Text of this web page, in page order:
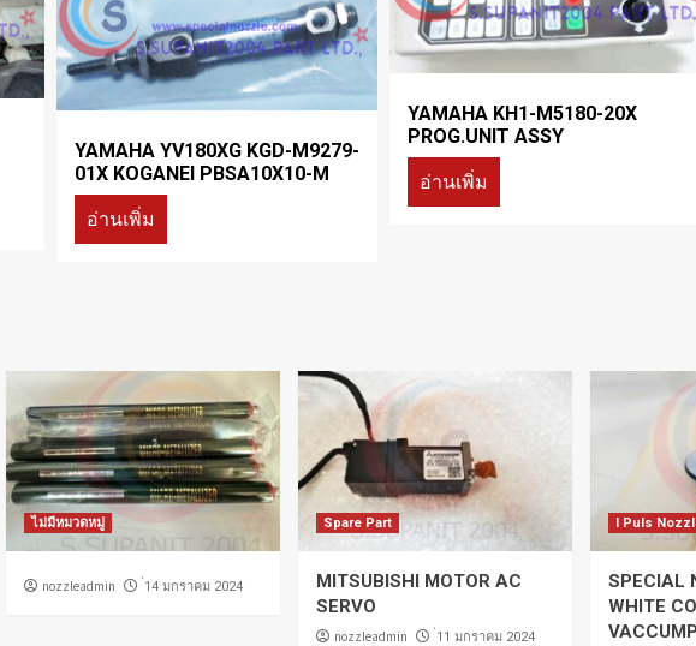
YAMAHA YV180XG KGD-M9279-
01X KOGANEI PBSA10X10-M
อ่านเพิ่ม
YAMAHA KH1-M5180-20X
PROG.UNIT ASSY
อ่านเพิ่ม
ไม่มีหมวดหมู่
nozzleadmin ่14 มกราคม 2024
Spare Part
MITSUBISHI MOTOR AC
SERVO
nozzleadmin ่11 มกราคม 2024
I Puls
SPECIAL
WHITE